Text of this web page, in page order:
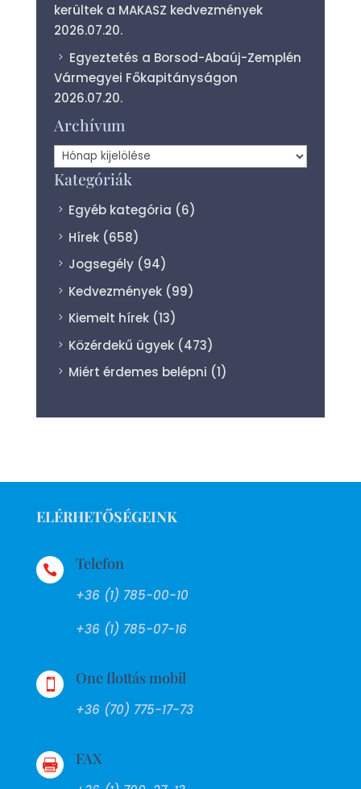
kerültek a MAKASZ kedvezmények
2026.07.20.
Egyeztetés a Borsod-Abaúj-Zemplén
Vármegyei Főkapitányságon
2026.07.20.
Archívum
Archívum
Kategóriák
Egyéb kategória (6)
Hírek (658)
Jogsegély (94)
Kedvezmények (99)
Kiemelt hírek (13)
Közérdekű ügyek (473)
Miért érdemes belépni (1)
ELÉRHETŐSÉGEINK
 Telefon
+36 (1) 785-00-10
+36 (1) 785-07-16
 One flottás mobil
+36 (70) 775-17-73
 FAX